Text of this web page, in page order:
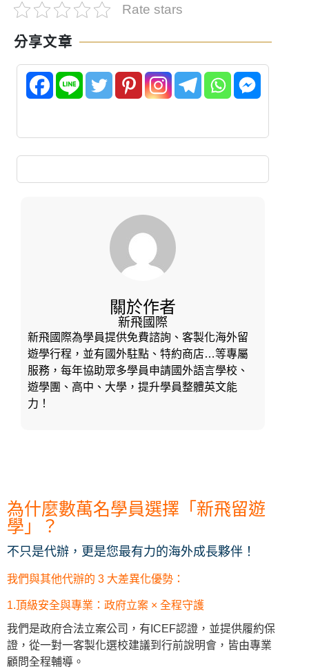
Rate stars
分享文章
關於作者
新飛國際
新飛國際為學員提供免費諮詢、客製化海外留
遊學行程，並有國外駐點、特約商店…等專屬
服務，每年協助眾多學員申請國外語言學校、
遊學團、高中、大學，提升學員整體英文能
力！
為什麼數萬名學員選擇「新飛留遊
學」？
不只是代辦，更是您最有力的海外成長夥伴！
我們與其他代辦的 3 大差異化優勢：
1.頂級安全與專業：政府立案 × 全程守護
我們是政府合法立案公司，有ICEF認證，並提供履約保
證，從一對一客製化選校建議到行前說明會，皆由專業
顧問全程輔導。